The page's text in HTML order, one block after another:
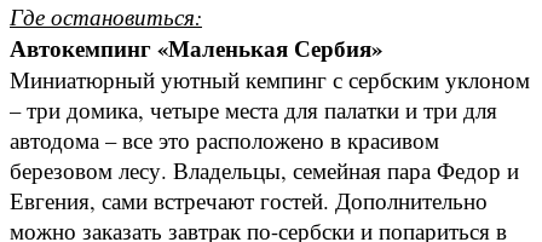
Где остановиться:
Автокемпинг «Маленькая Сербия»
Миниатюрный уютный кемпинг с сербским уклоном
– три домика, четыре места для палатки и три для
автодома – все это расположено в красивом
березовом лесу. Владельцы, семейная пара Федор и
Евгения, сами встречают гостей. Дополнительно
можно заказать завтрак по-сербски и попариться в